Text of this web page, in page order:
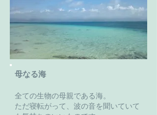
母なる海
全ての生物の母親である海。
ただ寝転がって、波の音を聞いていて